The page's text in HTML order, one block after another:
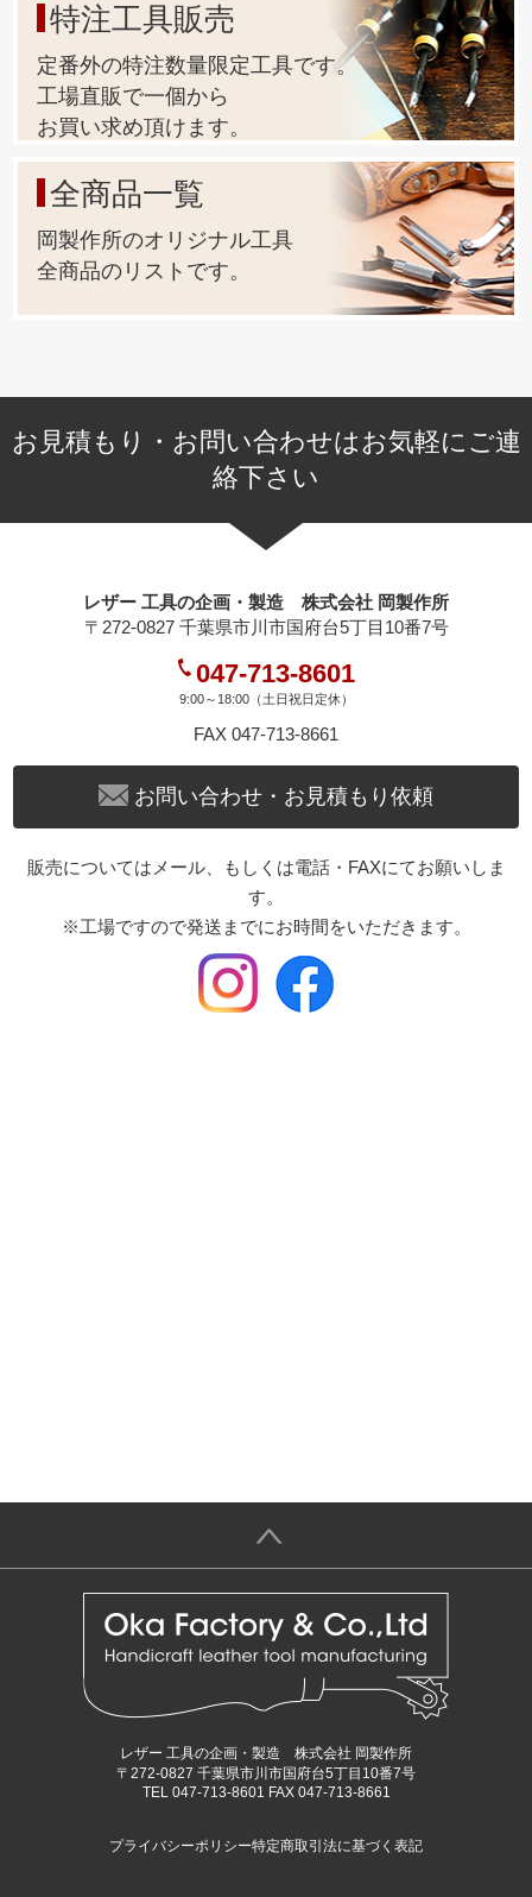
特注工具販売
定番外の特注数量限定工具です。
工場直販で一個から
お買い求め頂けます。
全商品一覧
岡製作所のオリジナル工具
全商品のリストです。
お見積もり・お問い合わせはお気軽にご連
絡下さい
レザー 工具の企画・製造 株式会社 岡製作所
〒272-0827 千葉県市川市国府台5丁目10番7号
047-713-8601
9:00～18:00（土日祝日定休）
FAX 047-713-8661
お問い合わせ・お見積もり依頼
販売についてはメール、もしくは電話・FAXにてお願いしま
す。
※工場ですので発送までにお時間をいただきます。
＞
レザー 工具の企画・製造 株式会社 岡製作所
〒272-0827 千葉県市川市国府台5丁目10番7号
TEL 047-713-8601 FAX 047-713-8661
プライバシーポリシー特定商取引法に基づく表記